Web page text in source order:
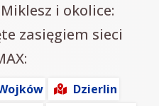
i okolice:
zasięgiem sieci
Dzierlin